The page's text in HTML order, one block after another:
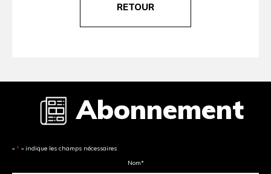
RETOUR
Abonnement
« * » indique les champs nécessaires
Nom*